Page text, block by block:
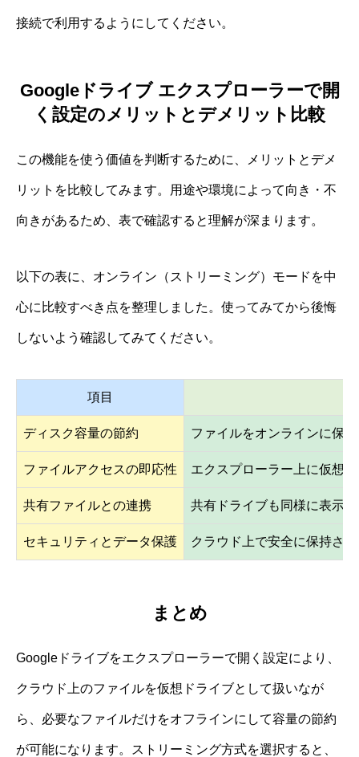
接続で利用するようにしてください。
Googleドライブ エクスプローラーで開
く設定のメリットとデメリット比較
この機能を使う価値を判断するために、メリットとデメ
リットを比較してみます。用途や環境によって向き・不
向きがあるため、表で確認すると理解が深まります。
以下の表に、オンライン（ストリーミング）モードを中
心に比較すべき点を整理しました。使ってみてから後悔
しないよう確認してみてください。
項目
ディスク容量の節約 ファイルをオンラインに保
ファイルアクセスの即応性 エクスプローラー上に仮想
共有ファイルとの連携 共有ドライブも同様に表示
セキュリティとデータ保護 クラウド上で安全に保持さ
まとめ
Googleドライブをエクスプローラーで開く設定により、
クラウド上のファイルを仮想ドライブとして扱いなが
ら、必要なファイルだけをオフラインにして容量の節約
が可能になります。ストリーミング方式を選択すると、